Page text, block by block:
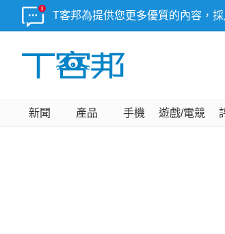
T客邦為提供您更多優質的內容，
新聞 產品 手機 遊戲/電競